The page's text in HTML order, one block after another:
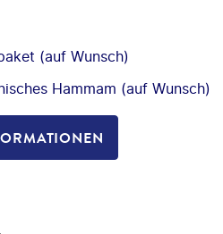
(auf Wunsch)
Hammam (auf Wunsch)